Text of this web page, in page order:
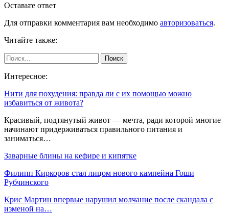
Оставьте ответ
Для отправки комментария вам необходимо авторизоваться.
Читайте также:
Интересное:
Нити для похудения: правда ли с их помощью можно
избавиться от живота?
Красивый, подтянутый живот — мечта, ради которой многие
начинают придерживаться правильного питания и
заниматься…
Заварные блины на кефире и кипятке
Филипп Киркоров стал лицом нового кампейна Гоши
Рубчинского
Крис Мартин впервые нарушил молчание после скандала с
изменой на…